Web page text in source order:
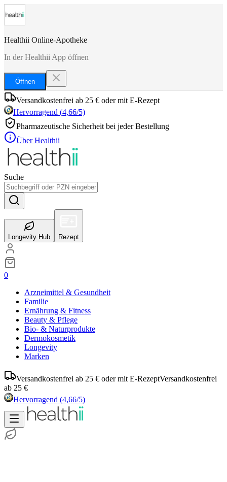
Healthii Online-Apotheke
In der Healthii App öffnen
Öffnen
Versandkostenfrei ab 25 € oder mit E-Rezept
Hervorragend (4,66/5)
Pharmazeutische Sicherheit bei jeder Bestellung
Über Healthii
Suche
Longevity Hub Rezept
0
Arzneimittel & Gesundheit
Familie
Ernährung & Fitness
Beauty & Pflege
Bio- & Naturprodukte
Dermokosmetik
Longevity
Marken
Versandkostenfrei ab 25 € oder mit E-RezeptVersandkostenfrei
ab 25 €
Hervorragend (4,66/5)